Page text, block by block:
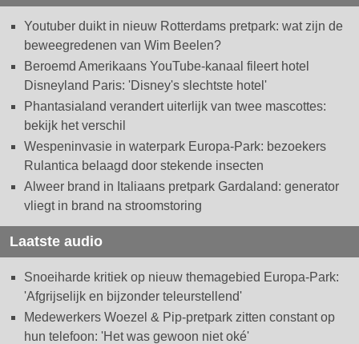
Youtuber duikt in nieuw Rotterdams pretpark: wat zijn de
beweegredenen van Wim Beelen?
Beroemd Amerikaans YouTube-kanaal fileert hotel
Disneyland Paris: 'Disney's slechtste hotel'
Phantasialand verandert uiterlijk van twee mascottes:
bekijk het verschil
Wespeninvasie in waterpark Europa-Park: bezoekers
Rulantica belaagd door stekende insecten
Alweer brand in Italiaans pretpark Gardaland: generator
vliegt in brand na stroomstoring
Laatste audio
Snoeiharde kritiek op nieuw themagebied Europa-Park:
'Afgrijselijk en bijzonder teleurstellend'
Medewerkers Woezel & Pip-pretpark zitten constant op
hun telefoon: 'Het was gewoon niet oké'